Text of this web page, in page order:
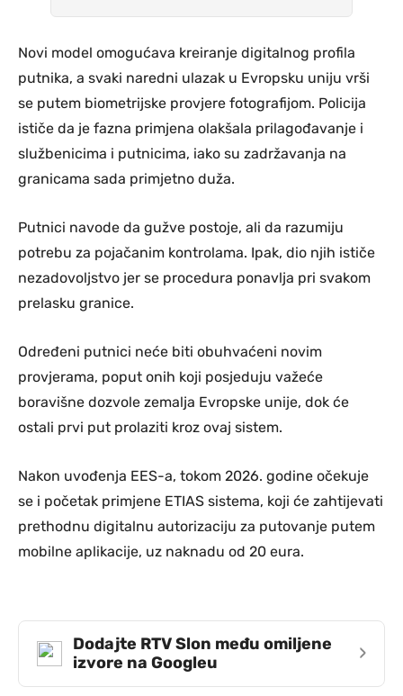
Novi model omogućava kreiranje digitalnog profila
putnika, a svaki naredni ulazak u Evropsku uniju vrši
se putem biometrijske provjere fotografijom. Policija
ističe da je fazna primjena olakšala prilagođavanje i
službenicima i putnicima, iako su zadržavanja na
granicama sada primjetno duža.
Putnici navode da gužve postoje, ali da razumiju
potrebu za pojačanim kontrolama. Ipak, dio njih ističe
nezadovoljstvo jer se procedura ponavlja pri svakom
prelasku granice.
Određeni putnici neće biti obuhvaćeni novim
provjerama, poput onih koji posjeduju važeće
boravišne dozvole zemalja Evropske unije, dok će
ostali prvi put prolaziti kroz ovaj sistem.
Nakon uvođenja EES-a, tokom 2026. godine očekuje
se i početak primjene ETIAS sistema, koji će zahtijevati
prethodnu digitalnu autorizaciju za putovanje putem
mobilne aplikacije, uz naknadu od 20 eura.
Dodajte RTV Slon među omiljene
izvore na Googleu
›